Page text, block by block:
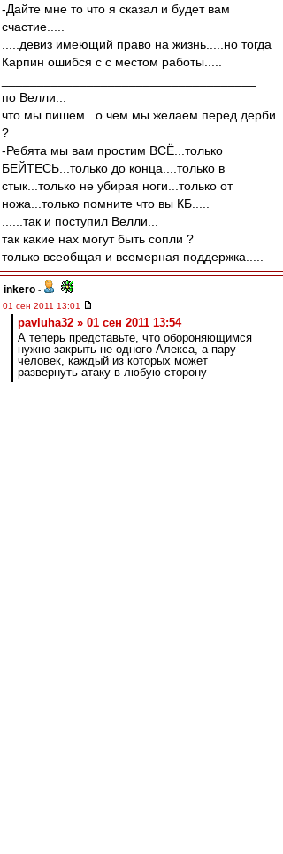
-Дайте мне то что я сказал и будет вам
счастие.....
.....девиз имеющий право на жизнь.....но тогда
Карпин ошибся с с местом работы.....
по Велли...
что мы пишем...о чем мы желаем перед дерби
?
-Ребята мы вам простим ВСЁ...только
БЕЙТЕСЬ...только до конца....только в
стык...только не убирая ноги...только от
ножа...только помните что вы КБ.....
......так и поступил Велли...
так какие нах могут быть сопли ?
только всеобщая и всемерная поддержка.....
inkero -
01 сен 2011 13:01
pavluha32 » 01 сен 2011 13:54
А теперь представьте, что обороняющимся
нужно закрыть не одного Алекса, а пару
человек, каждый из которых может
развернуть атаку в любую сторону